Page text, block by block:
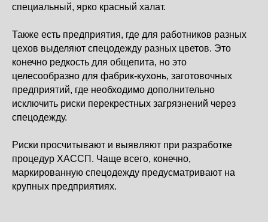
специальный, ярко красный халат.
Также есть предприятия, где для работников разных
цехов выделяют спецодежду разных цветов. Это
конечно редкость для общепита, но это
целесообразно для фабрик-кухонь, заготовочных
предприятий, где необходимо дополнительно
исключить риски перекрестных загрязнений через
спецодежду.
Риски просчитывают и выявляют при разработке
процедур ХАССП. Чаще всего, конечно,
маркированную спецодежду предусматривают на
крупных предприятиях.